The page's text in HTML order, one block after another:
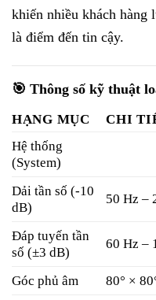
khiến nhiều khách hàng
là điểm đến tin cậy.
🎯 Thông số kỹ thuật
HẠNG MỤC
CHI
Hệ thống
(System)
Dải tần số (-10
dB)
50 Hz –
Đáp tuyến tần
số (±3 dB)
60 Hz –
Góc phủ âm
80° ×